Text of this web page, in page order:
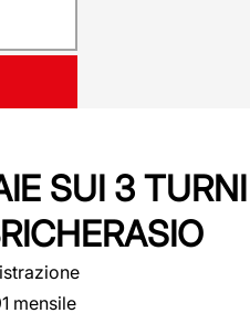
SUI 3 TURNI
mensile